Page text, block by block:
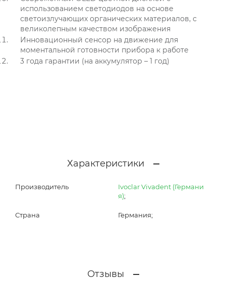
использованием светодиодов на основе
светоизлучающих органических материалов, с
великолепным качеством изображения
Инновационный сенсор на движение для
моментальной готовности прибора к работе
3 года гарантии (на аккумулятор – 1 год)
Характеристики
Производитель
Ivoclar Vivadent (Германи
я);
Страна Германия;
Отзывы